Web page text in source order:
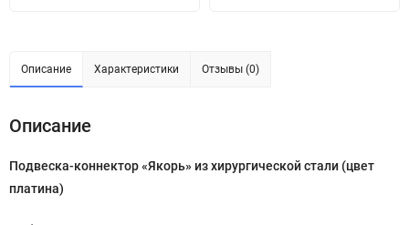
Описание Характеристики Отзывы (0)
Описание
Подвеска-коннектор «Якорь» из хирургической стали (цвет
платина)